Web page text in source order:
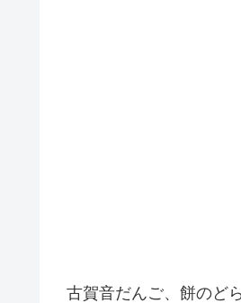
古賀音だんご、餅のど